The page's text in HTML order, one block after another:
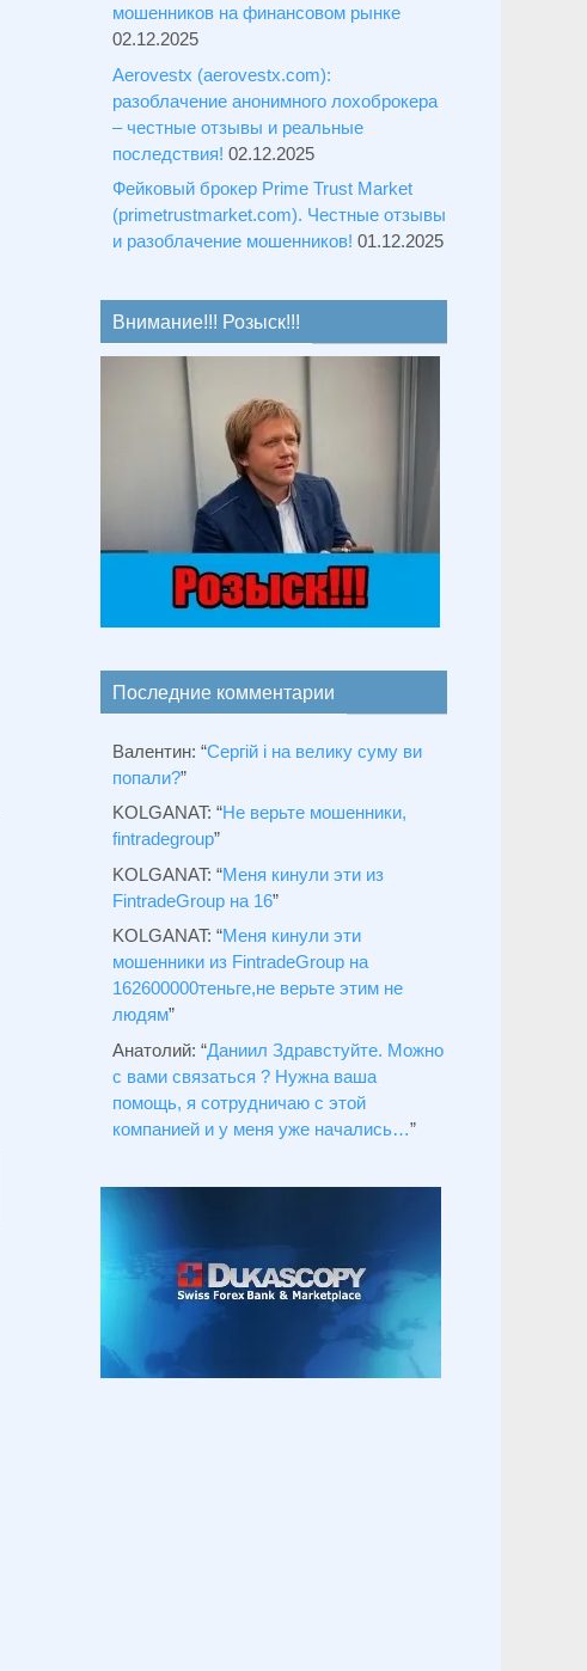
мошенников на финансовом рынке
02.12.2025
Aerovestx (aerovestx.com):
разоблачение анонимного лохоброкера
– честные отзывы и реальные
последствия! 02.12.2025
Фейковый брокер Prime Trust Market
(primetrustmarket.com). Честные отзывы
и разоблачение мошенников! 01.12.2025
Внимание!!! Розыск!!!
Последние комментарии
Валентин: “Сергій і на велику суму ви
попали?”
KOLGANAT: “Не верьте мошенники,
fintradegroup”
KOLGANAT: “Меня кинули эти из
FintradeGroup на 16”
KOLGANAT: “Меня кинули эти
мошенники из FintradeGroup на
162600000теньге,не верьте этим не
людям”
Анатолий: “Даниил Здравстуйте. Можно
с вами связаться ? Нужна ваша
помощь, я сотрудничаю с этой
компанией и у меня уже начались…”